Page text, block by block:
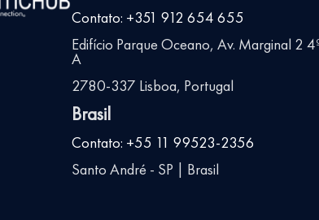
Contato: +351 912 654 655
Edifício Parque Oceano, Av. Marginal 2
A
2780-337 Lisboa, Portugal
Brasil
Contato: +55 11 99523-2356
Santo André - SP | Brasil